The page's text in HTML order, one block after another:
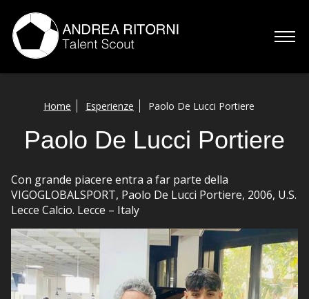
Esperienze
Talenti
Contatti
Home Esperienze Paolo De Lucci Portiere
Paolo De Lucci Portiere
Con grande piacere entra a far parte della
VIGOGLOBALSPORT, Paolo De Lucci Portiere, 2006, U.S.
Lecce Calcio. Lecce – Italy